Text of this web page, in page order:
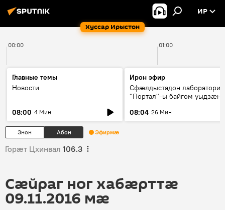
Хуссар Ирыстон
ИР
00:00 01:00
Главные темы
Новости
08:00 4 Мин
Ирон эфир
Сфæлдыстадон лаборатори
"Портал"-ы байгом уыдзæн
Æхсары куыстыты равдыст
08:04 26 Мин
Знон Абон Эфирмæ
Горӕт Цхинвал 106.3
Сӕйраг ног хабӕрттӕ
09.11.2016 мӕ